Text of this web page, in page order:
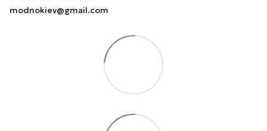
modnokiev@gmail.com